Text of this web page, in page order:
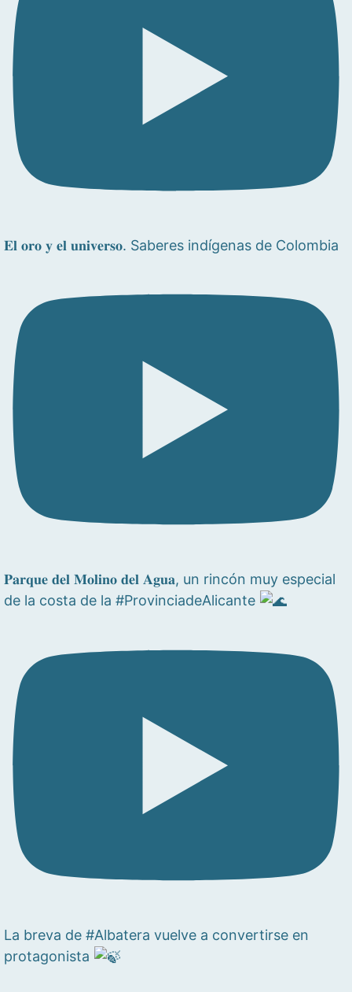
𝐄𝐥 𝐨𝐫𝐨 𝐲 𝐞𝐥 𝐮𝐧𝐢𝐯𝐞𝐫𝐬𝐨. Saberes indígenas de Colombia
𝐏𝐚𝐫𝐪𝐮𝐞 𝐝𝐞𝐥 𝐌𝐨𝐥𝐢𝐧𝐨 𝐝𝐞𝐥 𝐀𝐠𝐮𝐚, un rincón muy especial
de la costa de la #ProvinciadeAlicante
La breva de #Albatera vuelve a convertirse en
protagonista